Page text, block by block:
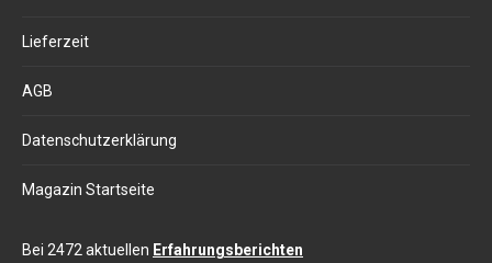
Lieferzeit
AGB
Datenschutzerklärung
Magazin Startseite
Bei 2472 aktuellen Erfahrungsberichten